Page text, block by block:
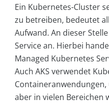
Ein Kubernetes-Cluster
zu betreiben, bedeutet
Aufwand. An dieser
Service an. Hierbei
Managed Kubernetes
Auch AKS verwendet
aber in vielen Bereichen